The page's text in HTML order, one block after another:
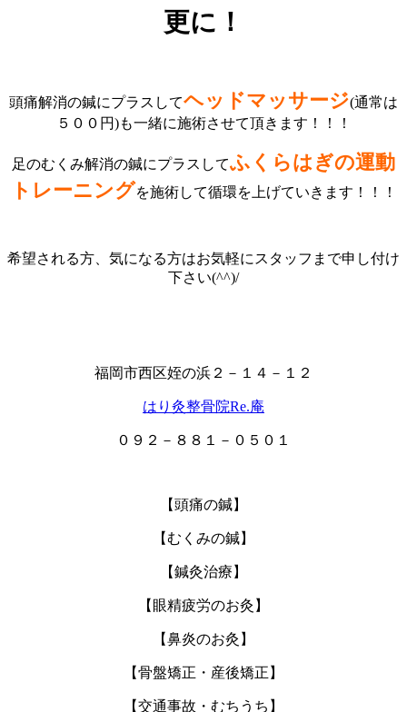
更に！
頭痛解消の鍼にプラスしてヘッドマッサージ(通常は
５００円)も一緒に施術させて頂きます！！！
足のむくみ解消の鍼にプラスしてふくらはぎの運動
トレーニングを施術して循環を上げていきます！！！
希望される方、気になる方はお気軽にスタッフまで申し付け
下さい(^^)/
福岡市西区姪の浜２－１４－１２
はり灸整骨院Re.庵
０９２－８８１－０５０１
【頭痛の鍼】
【むくみの鍼】
【鍼灸治療】
【眼精疲労のお灸】
【鼻炎のお灸】
【骨盤矯正・産後矯正】
【交通事故・むちうち】